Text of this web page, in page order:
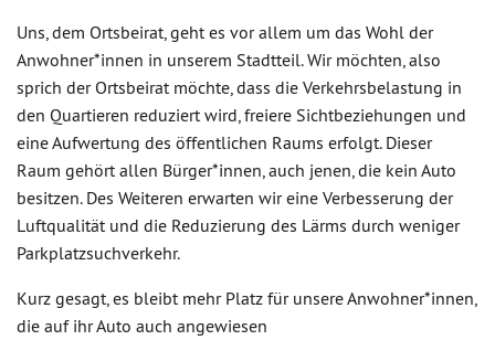
Uns, dem Ortsbeirat, geht es vor allem um das Wohl der
Anwohner*innen in unserem Stadtteil. Wir möchten, also
sprich der Ortsbeirat möchte, dass die Verkehrsbelastung in
den Quartieren reduziert wird, freiere Sichtbeziehungen und
eine Aufwertung des öffentlichen Raums erfolgt. Dieser
Raum gehört allen Bürger*innen, auch jenen, die kein Auto
besitzen. Des Weiteren erwarten wir eine Verbesserung der
Luftqualität und die Reduzierung des Lärms durch weniger
Parkplatzsuchverkehr.
Kurz gesagt, es bleibt mehr Platz für unsere Anwohner*innen,
die auf ihr Auto auch angewiesen